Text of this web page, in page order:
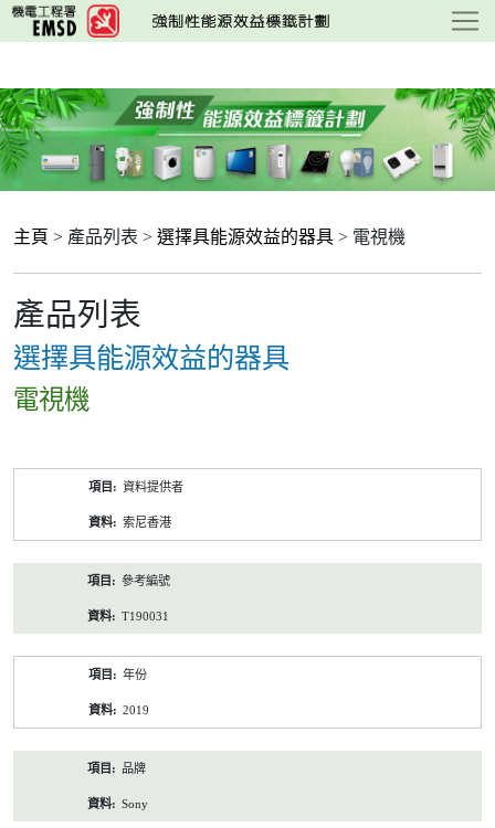
跳
至
要
內
容
主頁 > 產品列表 > 選擇具能源效益的器具 > 電視機
產品列表
選擇具能源效益的器具
電視機
資料提供者
索尼香港
參考編號
T190031
年份
2019
品牌
Sony